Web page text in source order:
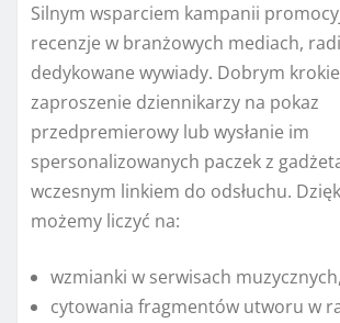
Silnym wsparciem kampanii
recenzje w branżowych mediach,
dedykowane wywiady. Dobrym
zaproszenie dziennikarzy na pokaz
przedpremierowy lub wysłanie im
spersonalizowanych paczek z
wczesnym linkiem do odsłuchu.
możemy liczyć na:
wzmianki w serwisach muzycznych,
cytowania fragmentów utworu w